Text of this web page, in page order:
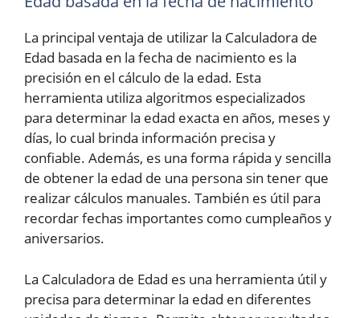
La principal ventaja de utilizar la Calculadora de
Edad basada en la fecha de nacimiento es la
precisión en el cálculo de la edad. Esta
herramienta utiliza algoritmos especializados
para determinar la edad exacta en años, meses y
días, lo cual brinda información precisa y
confiable. Además, es una forma rápida y sencilla
de obtener la edad de una persona sin tener que
realizar cálculos manuales. También es útil para
recordar fechas importantes como cumpleaños y
aniversarios.
La Calculadora de Edad es una herramienta útil y
precisa para determinar la edad en diferentes